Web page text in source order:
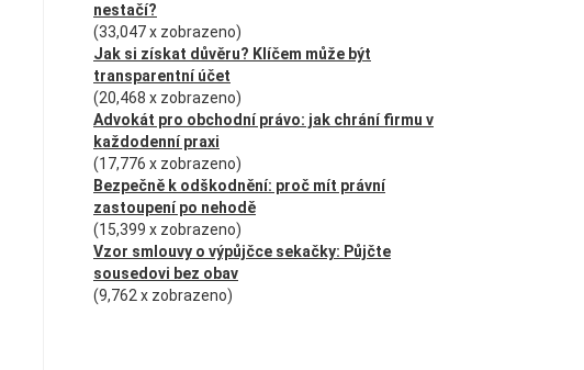
nestačí?
(33,047 x zobrazeno)
Jak si získat důvěru? Klíčem může být
transparentní účet
(20,468 x zobrazeno)
Advokát pro obchodní právo: jak chrání firmu v
každodenní praxi
(17,776 x zobrazeno)
Bezpečně k odškodnění: proč mít právní
zastoupení po nehodě
(15,399 x zobrazeno)
Vzor smlouvy o výpůjčce sekačky: Půjčte
sousedovi bez obav
(9,762 x zobrazeno)